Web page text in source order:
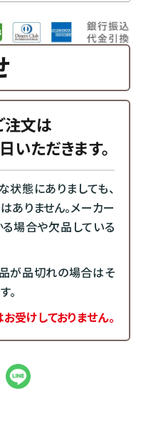
注文は
ただきます。
態にありましても、
ありません。メーカー
場合や欠品している
が品切れの場合はそ
。
受けしておりません。